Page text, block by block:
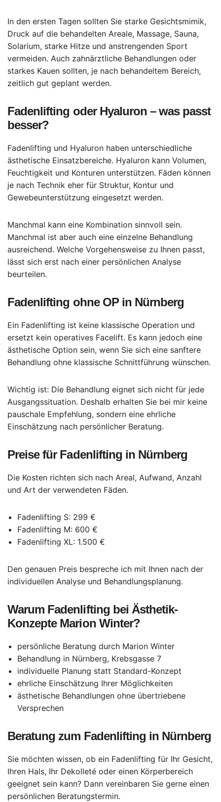
In den ersten Tagen sollten Sie starke Gesichtsmimik,
Druck auf die behandelten Areale, Massage, Sauna,
Solarium, starke Hitze und anstrengenden Sport
vermeiden. Auch zahnärztliche Behandlungen oder
starkes Kauen sollten, je nach behandeltem Bereich,
zeitlich gut geplant werden.
Fadenlifting oder Hyaluron – was passt
besser?
Fadenlifting und Hyaluron haben unterschiedliche
ästhetische Einsatzbereiche. Hyaluron kann Volumen,
Feuchtigkeit und Konturen unterstützen. Fäden können
je nach Technik eher für Struktur, Kontur und
Gewebeunterstützung eingesetzt werden.
Manchmal kann eine Kombination sinnvoll sein.
Manchmal ist aber auch eine einzelne Behandlung
ausreichend. Welche Vorgehensweise zu Ihnen passt,
lässt sich erst nach einer persönlichen Analyse
beurteilen.
Fadenlifting ohne OP in Nürnberg
Ein Fadenlifting ist keine klassische Operation und
ersetzt kein operatives Facelift. Es kann jedoch eine
ästhetische Option sein, wenn Sie sich eine sanftere
Behandlung ohne klassische Schnittführung wünschen.
Wichtig ist: Die Behandlung eignet sich nicht für jede
Ausgangssituation. Deshalb erhalten Sie bei mir keine
pauschale Empfehlung, sondern eine ehrliche
Einschätzung nach persönlicher Beratung.
Preise für Fadenlifting in Nürnberg
Die Kosten richten sich nach Areal, Aufwand, Anzahl
und Art der verwendeten Fäden.
Fadenlifting S: 299 €
Fadenlifting M: 600 €
Fadenlifting XL: 1.500 €
Den genauen Preis bespreche ich mit Ihnen nach der
individuellen Analyse und Behandlungsplanung.
Warum Fadenlifting bei Ästhetik-
Konzepte Marion Winter?
persönliche Beratung durch Marion Winter
Behandlung in Nürnberg, Krebsgasse 7
individuelle Planung statt Standard-Konzept
ehrliche Einschätzung Ihrer Möglichkeiten
ästhetische Behandlungen ohne übertriebene
Versprechen
Beratung zum Fadenlifting in Nürnberg
Sie möchten wissen, ob ein Fadenlifting für Ihr Gesicht,
Ihren Hals, Ihr Dekolleté oder einen Körperbereich
geeignet sein kann? Dann vereinbaren Sie gerne einen
persönlichen Beratungstermin.